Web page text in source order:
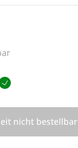
nicht bestellbar